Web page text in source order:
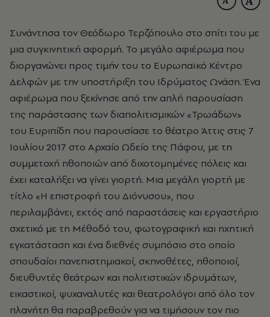
Συνάντησα τον Θεόδωρο Τερζόπουλο στο σπίτι του με
μια συγκινητική αφορμή. Το μεγάλο αφιέρωμα που
διοργανώνει προς τιμήν του το Ευρωπαϊκό Κέντρο
Δελφών με την υποστήριξη του Ιδρύματος Ωνάση. Ένα
αφιέρωμα που ξεκίνησε από την απλή παρουσίαση
της παράστασης των διαπολιτισμικών «Τρωάδων»
του Ευριπίδη που παρουσίασε το θέατρο Άττις στις 7
Ιουλίου 2017 στο Αρχαίο Ωδείο της Πάφου, με τη
συμμετοχή ηθοποιών από διχοτομημένες πόλεις και
έχει καταλήξει να γίνει γιορτή. Μια μεγάλη γιορτή με
τίτλο «Η επιστροφή του Διόνυσου», που
περιλαμβάνει, εκτός από παραστάσεις και εργαστήριο
σχετικό με τη Μέθοδό του, φωτογραφική και ηχητική
εγκατάσταση και ένα διεθνές συμπόσιο στο οποίο
σπουδαίοι πανεπιστημιακοί, σκηνοθέτες, ηθοποιοί,
διευθυντές θεάτρων και πολιτιστικών ιδρυμάτων,
εικαστικοί, ψυχαναλυτές και θεατρολόγοι από όλο τον
πλανήτη θα παραβρεθούν για να τιμήσουν τον πιο